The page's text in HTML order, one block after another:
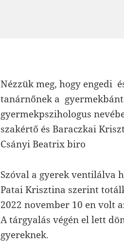
Nézzük meg, hogy engedi
tanárnőnek a
gyermekpszihologus
szakértő és Baraczkai
Csányi Beatrix biro
Szóval a gyerek ventilálva
Patai Krisztina szerint
2022 november 10 en volt
A tárgyalás végén el lett
gyereknek.